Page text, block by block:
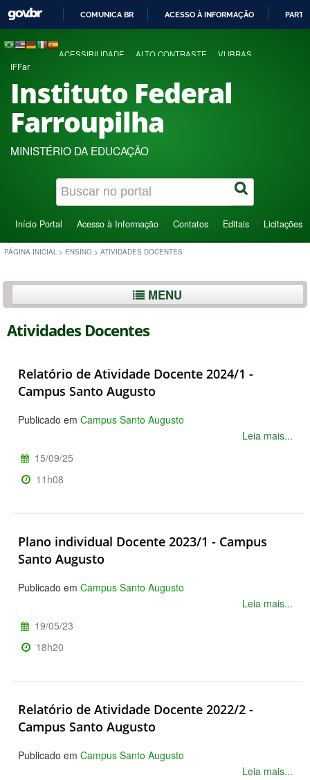
COMUNICA BR ACESSO À INFORMAÇÃO
ACESSIBILIDADE ALTO CONTRASTE VLIBRAS
IFFar
Instituto Federal
Farroupilha
MINISTÉRIO DA EDUCAÇÃO
Início Portal Acesso à Informação Contatos Editais Licitações
PÁGINA INICIAL > ENSINO > ATIVIDADES DOCENTES
MENU
Atividades Docentes
Relatório de Atividade Docente 2024/1 -
Campus Santo Augusto
Publicado em Campus Santo Augusto
Leia mais...
15/09/25
11h08
Plano individual Docente 2023/1 - Campus
Santo Augusto
Publicado em Campus Santo Augusto
Leia mais...
19/05/23
18h20
Relatório de Atividade Docente 2022/2 -
Campus Santo Augusto
Publicado em Campus Santo Augusto
Leia mais...